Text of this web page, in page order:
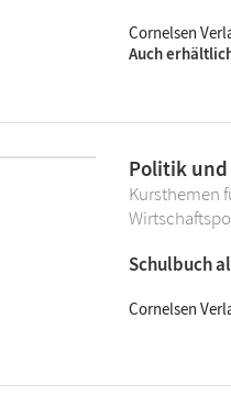
Cornelsen
Auch
Politik
Kursthemen
Schulbuch
Cornelsen